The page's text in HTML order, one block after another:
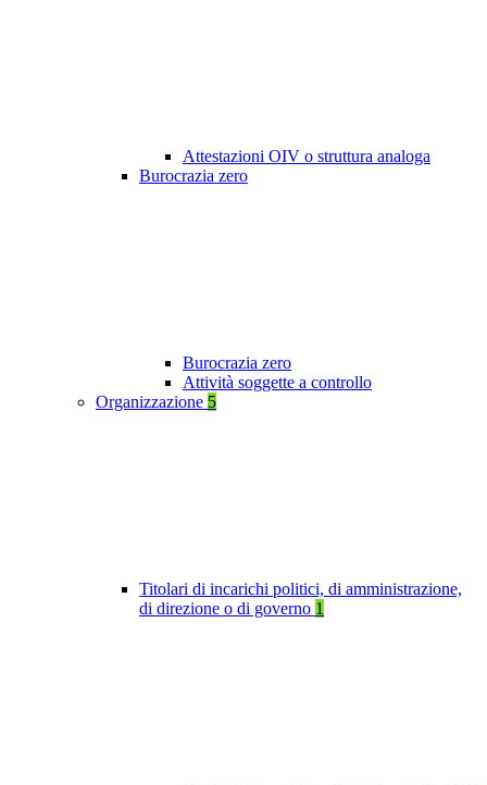
Attestazioni OIV o struttura analoga
Burocrazia zero
Burocrazia zero
Attività soggette a controllo
Organizzazione 5
Titolari di incarichi politici, di amministrazione,
di direzione o di governo 1